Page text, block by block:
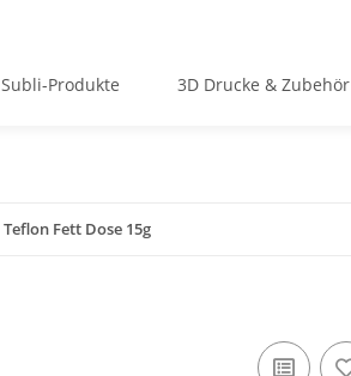
Subli-Produkte 3D Drucke & Zubehör
Teflon Fett Dose 15g